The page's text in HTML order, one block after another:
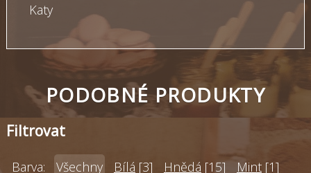
Katy
PODOBNÉ PRODUKTY
Filtrovat
Barva: Všechny Bílá [3] Hnědá [15] Mint [1]